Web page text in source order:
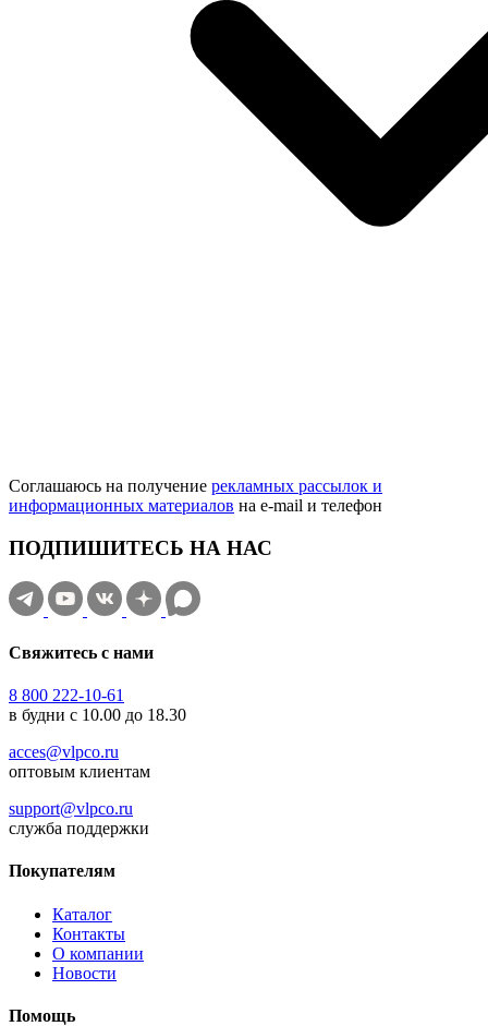
Соглашаюсь на получение рекламных рассылок и
информационных материалов на e‑mail и телефон
ПОДПИШИТЕСЬ НА НАС
Свяжитесь с нами
8 800 222-10-61
в будни с 10.00 до 18.30
acces@vlpco.ru
оптовым клиентам
support@vlpco.ru
служба поддержки
Покупателям
Каталог
Контакты
О компании
Новости
Помощь